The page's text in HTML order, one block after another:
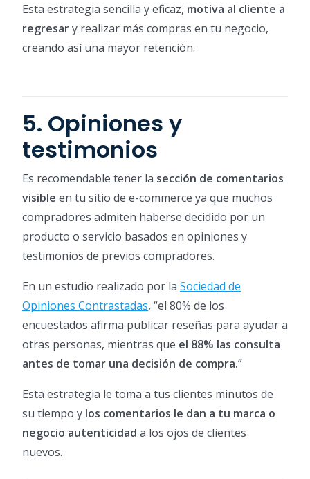
Esta estrategia sencilla y eficaz, motiva al cliente a
regresary realizar más compras en tu negocio,
creando así una mayor retención.
5. Opiniones y
testimonios
Es recomendable tener la sección de comentarios
visible en tu sitio de e-commerce ya que muchos
compradores admiten haberse decidido por un
producto o servicio basados en opiniones y
testimonios de previos compradores.
En un estudio realizado por la Sociedad de
Opiniones Contrastadas, “el 80% de los
encuestados afirma publicar reseñas para ayudar a
otras personas, mientras que el 88% las consulta
antes de tomar una decisión de compra.”
Esta estrategia le toma a tus clientes minutos de
su tiempo y los comentarios le dan a tu marca o
negocio autenticidad a los ojos de clientes
nuevos.